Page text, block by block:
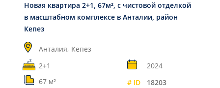
Новая квартира 2+1, 67м², с чистовой отделкой
в масштабном комплексе в Анталии, район
Кепез
Анталия, Кепез
2+1
2024
67 м²
# ID 18203